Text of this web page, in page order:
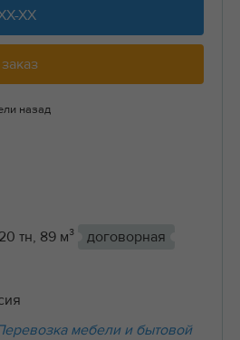
XX
назад
тн, 89 м³ договорная
мебели и бытовой